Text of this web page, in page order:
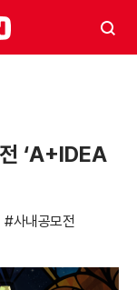
‘A+IDEA
#사내공모전